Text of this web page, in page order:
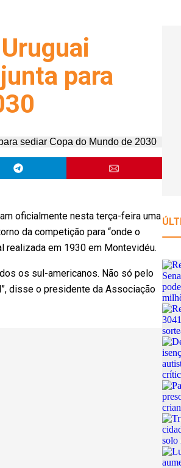
para
oficialmente nesta terça-feira uma
da competição para “onde o
realizada em 1930 em Montevidéu.
os sul-americanos. Não só pelo
disse o presidente da Associação